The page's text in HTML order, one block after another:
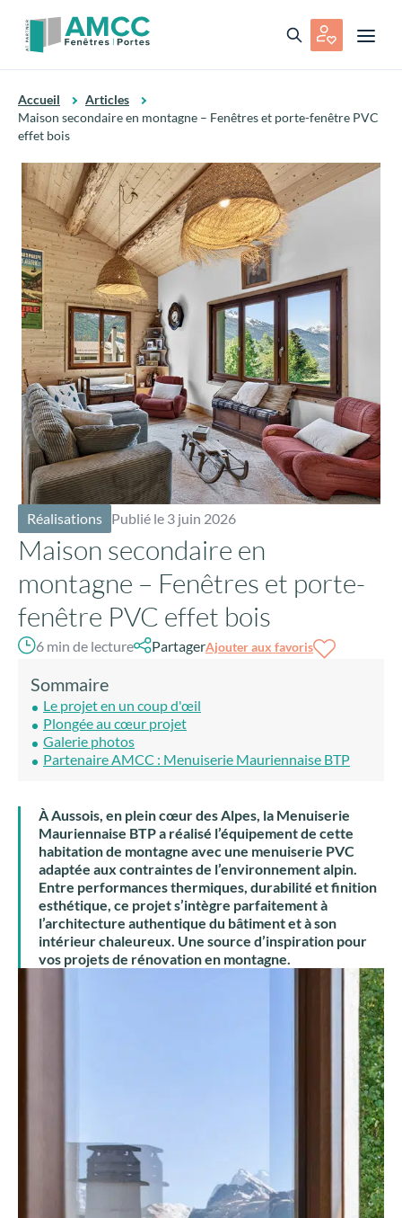
Accueil
Articles
Maison secondaire en montagne – Fenêtres et porte-fenêtre PVC
effet bois
Réalisations Publié le 3 juin 2026
Maison secondaire en
montagne – Fenêtres et porte-
fenêtre PVC effet bois
6 min de lecture PartagerAjouter aux favoris
Sommaire
Le projet en un coup d'œil
Plongée au cœur projet
Galerie photos
Partenaire AMCC : Menuiserie Mauriennaise BTP
À Aussois, en plein cœur des Alpes, la Menuiserie
Mauriennaise BTP a réalisé l’équipement de cette
habitation de montagne avec une menuiserie PVC
adaptée aux contraintes de l’environnement alpin.
Entre performances thermiques, durabilité et finition
esthétique, ce projet s’intègre parfaitement à
l’architecture authentique du bâtiment et à son
intérieur chaleureux. Une source d’inspiration pour
vos projets de rénovation en montagne.